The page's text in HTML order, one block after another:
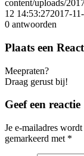
content/uploads/
12 14:53:272017-
0 antwoorden
Plaats een
Meepraten?
Draag gerust bij!
Geef een reactie
Je e-mailadres
gemarkeerd met *